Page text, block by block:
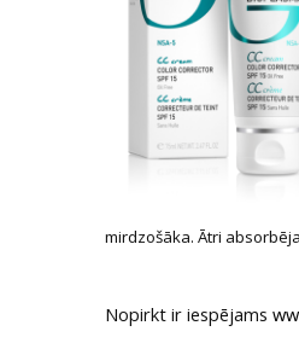
mirdzošāka. Ātri
Nopirkt ir iespējams